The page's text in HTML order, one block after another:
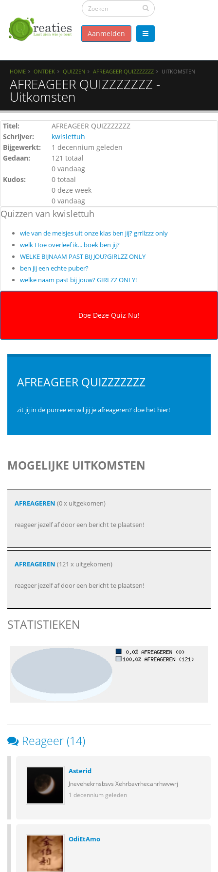
Aanmelden
HOME ONTDEK QUIZZEN AFREAGEER QUIZZZZZZZ UITKOMSTEN
AFREAGEER QUIZZZZZZZ -
Uitkomsten
Titel:
AFREAGEER QUIZZZZZZZ
Schrijver:
kwislettuh
Bijgewerkt:
1 decennium geleden
Gedaan:
121 totaal
0 vandaag
Kudos:
0 totaal
0 deze week
0 vandaag
Quizzen van kwislettuh
wie van de meisjes uit onze klas ben jij? grrllzzz only
welk Hoe overleef ik... boek ben jij?
WELKE BIJNAAM PAST BIJ JOU?GIRLZZ ONLY
ben jij een echte puber?
welke naam past bij jouw? GIRLZZ ONLY!
AFREAGEER QUIZZZZZZZ
zit jij in de purree en wil jij je afreageren? doe het hier!
MOGELIJKE UITKOMSTEN
AFREAGEREN (0 x uitgekomen)
reageer jezelf af door een bericht te plaatsen!
AFREAGEREN (121 x uitgekomen)
reageer jezelf af door een bericht te plaatsen!
STATISTIEKEN
Reageer (14)
Asterid
Jnevehekrnsbsvs Xehrbavrhecahrhwvwrj
1 decennium geleden
OdiEtAmo